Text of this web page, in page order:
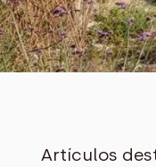
Artículos